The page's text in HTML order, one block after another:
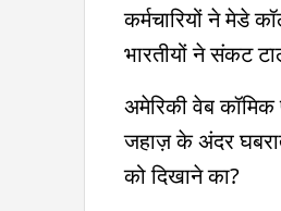
कर्मचारियों ने मेडे
भारतीयों ने संकट
अमेरिकी वेब कॉमिक
जहाज़ के अंदर घबराते
को दिखाने का?